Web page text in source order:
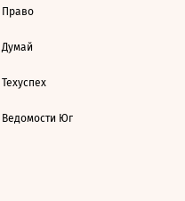
Право
Думай
Техуспех
Ведомости Юг